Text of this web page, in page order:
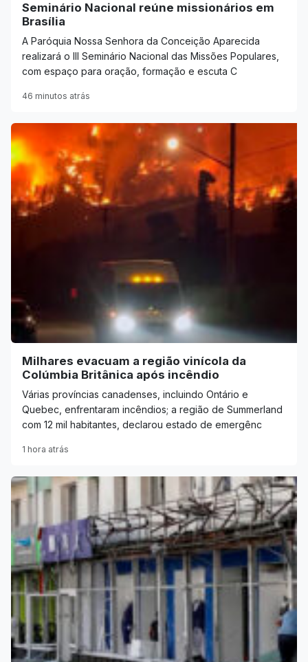
Seminário Nacional reúne missionários em
Brasília
A Paróquia Nossa Senhora da Conceição Aparecida
realizará o III Seminário Nacional das Missões Populares,
com espaço para oração, formação e escuta C
46 minutos atrás
Milhares evacuam a região vinícola da
Colúmbia Britânica após incêndio
Várias províncias canadenses, incluindo Ontário e
Quebec, enfrentaram incêndios; a região de Summerland
com 12 mil habitantes, declarou estado de emergênc
1 hora atrás